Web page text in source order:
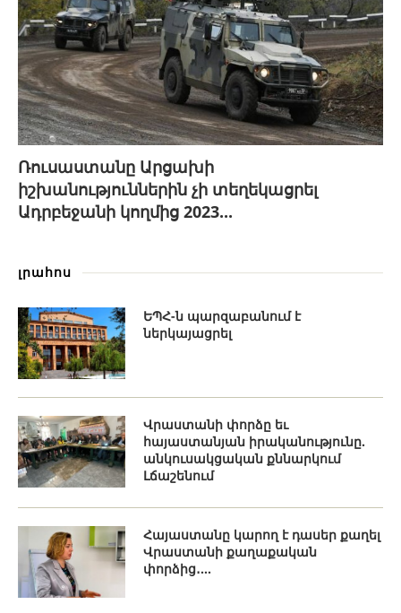
Ռուսաստանը Արցախի
իշխանություններին չի տեղեկացրել
Ադրբեջանի կողմից 2023...
լրահոս
ԵՊՀ-ն պարզաբանում է
ներկայացրել
Վրաստանի փորձը եւ
հայաստանյան իրականությունը.
անկուսակցական քննարկում
Լճաշենում
Հայաստանը կարող է դասեր քաղել
Վրաստանի քաղաքական
փորձից․...